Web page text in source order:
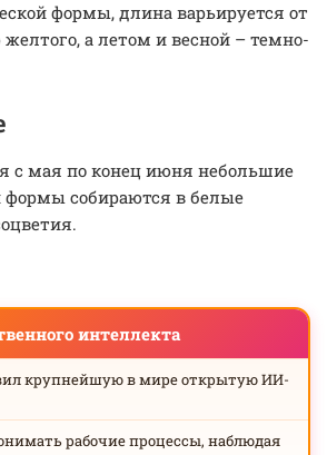
формы, длина варьируется от
а летом и весной – темно-
с мая по конец июня небольшие
формы собираются в белые
интеллекта
крупнейшую в мире открытую ИИ-
рабочие процессы, наблюдая